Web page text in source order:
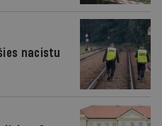
nacistu